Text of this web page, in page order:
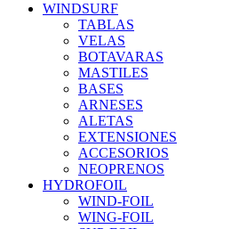
WINDSURF
TABLAS
VELAS
BOTAVARAS
MASTILES
BASES
ARNESES
ALETAS
EXTENSIONES
ACCESORIOS
NEOPRENOS
HYDROFOIL
WIND-FOIL
WING-FOIL